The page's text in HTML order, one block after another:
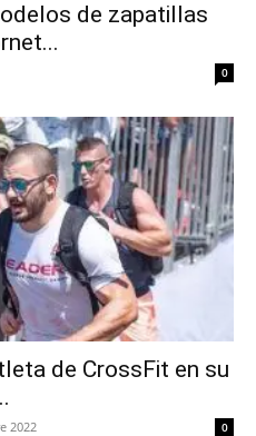
de zapatillas
0
de CrossFit en su
2022 0